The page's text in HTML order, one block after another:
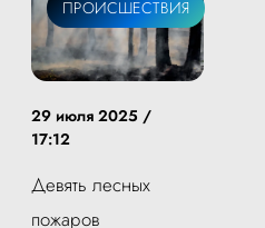
ПРОИСШЕСТВИЯ
29 июля 2025 /
17:12
Девять лесных
пожаров